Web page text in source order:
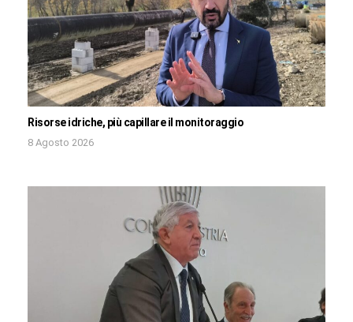
Risorse idriche, più capillare il monitoraggio
8 Agosto 2026